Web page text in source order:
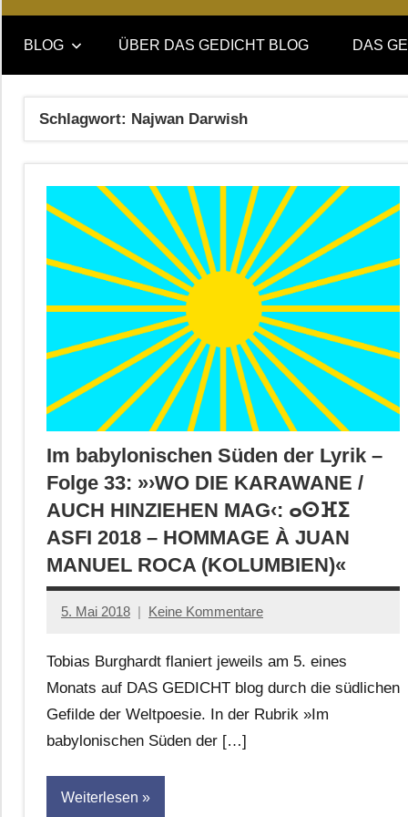
DAS
GEDICHT
blog
DAS
GEDICHT.
Zeitschrift
BLOG ÜBER DAS GEDICHT BLOG DAS
Schlagwort: Najwan Darwish
Im babylonischen Süden der Lyrik –
Folge 33: »›WO DIE KARAWANE /
AUCH HINZIEHEN MAG‹: ⴰⵙⴼⵉ
ASFI 2018 – HOMMAGE À JUAN
MANUEL ROCA (KOLUMBIEN)«
5. Mai 2018
Anton
Leitner
Keine Kommentare
Tobias Burghardt flaniert jeweils am 5. eines
Monats auf DAS GEDICHT blog durch die südlichen
Gefilde der Weltpoesie. In der Rubrik »Im
babylonischen Süden der […]
Weiterlesen